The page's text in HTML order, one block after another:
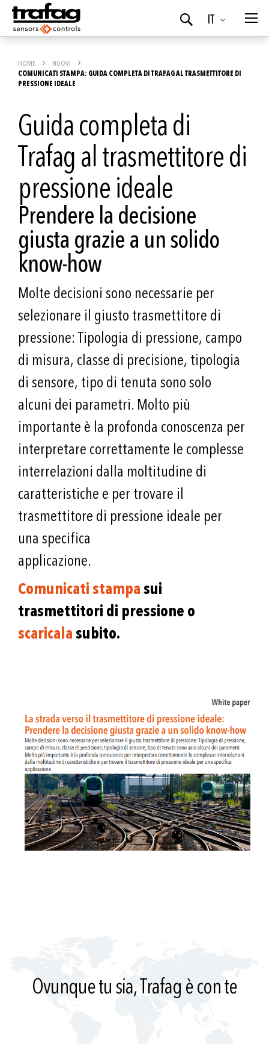
Lingua
IT
Ricerca
HOME
NUOVI
COMUNICATI STAMPA: GUIDA COMPLETA DI TRAFAG AL TRASMETTITORE DI
PRESSIONE IDEALE
Guida completa di
Trafag al trasmettitore di
pressione ideale
Prendere la decisione
giusta grazie a un solido
know-how
Molte decisioni sono necessarie per
selezionare il giusto trasmettitore di
pressione: Tipologia di pressione, campo
di misura, classe di precisione, tipologia
di sensore, tipo di tenuta sono solo
alcuni dei parametri. Molto più
importante è la profonda conoscenza per
interpretare correttamente le complesse
interrelazioni dalla moltitudine di
caratteristiche e per trovare il
trasmettitore di pressione ideale per
una specifica
applicazione.
Comunicati stampasui
trasmettitori di pressione o
scaricalasubito.
Ovunque tu sia, Trafag è con te